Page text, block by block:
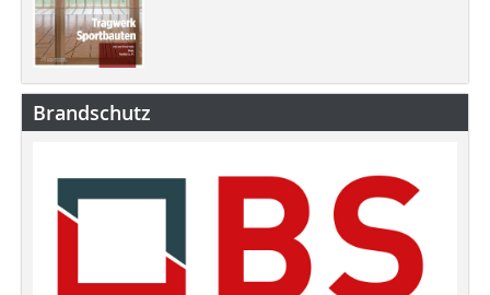
Brandschutz